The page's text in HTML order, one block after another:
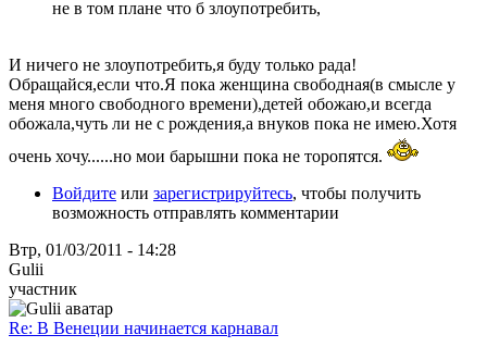
не в том плане что б злоупотребить,
И ничего не злоупотребить,я буду только рада!
Обращайся,если что.Я пока женщина свободная(в смысле у
меня много свободного времени),детей обожаю,и всегда
обожала,чуть ли не с рождения,а внуков пока не имею.Хотя
очень хочу......но мои барышни пока не торопятся.
Войдите или зарегистрируйтесь, чтобы получить
возможность отправлять комментарии
Втр, 01/03/2011 - 14:28
Gulii
участник
Re: В Венеции начинается карнавал